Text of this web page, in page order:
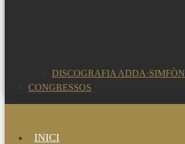
DISCOGRAFIA
CONGRESSOS
INICI